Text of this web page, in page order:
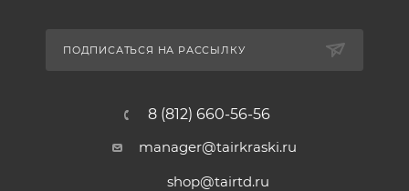
ПОДПИСАТЬСЯ НА РАССЫЛКУ
8 (812) 660-56-56
manager@tairkraski.ru
shop@tairtd.ru